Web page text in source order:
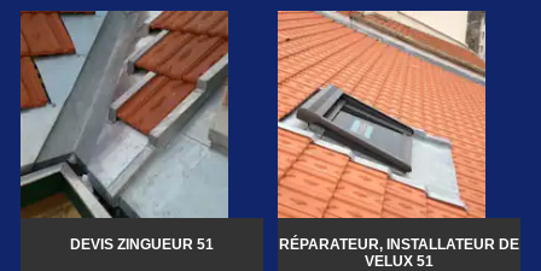
DEVIS ZINGUEUR 51
RÉPARATEUR, INSTALLATEUR DE
VELUX 51